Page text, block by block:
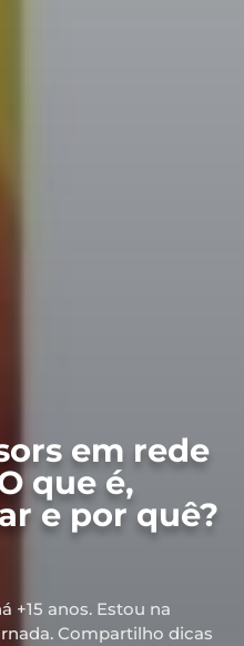
em rede
que é,
e por quê?
+15 anos. Estou na
Compartilho dicas